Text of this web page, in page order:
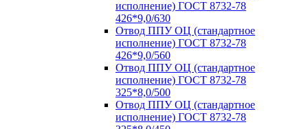
исполнение) ГОСТ 8732-78
426*9,0/630
Отвод ППУ ОЦ (стандартное
исполнение) ГОСТ 8732-78
426*9,0/560
Отвод ППУ ОЦ (стандартное
исполнение) ГОСТ 8732-78
325*8,0/500
Отвод ППУ ОЦ (стандартное
исполнение) ГОСТ 8732-78